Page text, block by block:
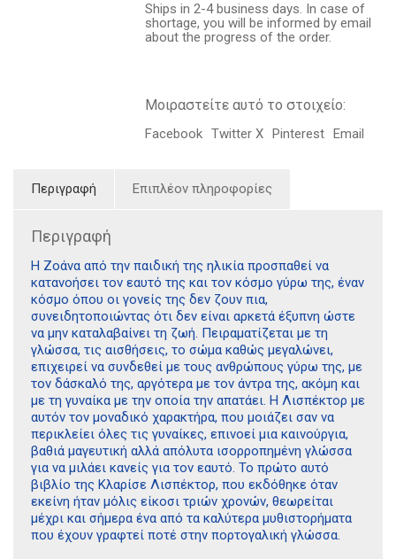
Ships in 2-4 business days. In case of
shortage, you will be informed by email
about the progress of the order.
Μοιραστείτε αυτό το στοιχείο:
Facebook Twitter X Pinterest Email
Περιγραφή Επιπλέον πληροφορίες
Περιγραφή
Η Ζοάνα από την παιδική της ηλικία προσπαθεί να
κατανοήσει τον εαυτό της και τον κόσμο γύρω της, έναν
κόσμο όπου οι γονείς της δεν ζουν πια,
συνειδητοποιώντας ότι δεν είναι αρκετά έξυπνη ώστε
να μην καταλαβαίνει τη ζωή. Πειραματίζεται με τη
γλώσσα, τις αισθήσεις, το σώμα καθώς μεγαλώνει,
επιχειρεί να συνδεθεί με τους ανθρώπους γύρω της, με
τον δάσκαλό της, αργότερα με τον άντρα της, ακόμη και
με τη γυναίκα με την οποία την απατάει. Η Λισπέκτορ με
αυτόν τον μοναδικό χαρακτήρα, που μοιάζει σαν να
περικλείει όλες τις γυναίκες, επινοεί μια καινούργια,
βαθιά μαγευτική αλλά απόλυτα ισορροπημένη γλώσσα
για να μιλάει κανείς για τον εαυτό. Το πρώτο αυτό
βιβλίο της Κλαρίσε Λισπέκτορ, που εκδόθηκε όταν
εκείνη ήταν μόλις είκοσι τριών χρονών, θεωρείται
μέχρι και σήμερα ένα από τα καλύτερα μυθιστορήματα
που έχουν γραφτεί ποτέ στην πορτογαλική γλώσσα.
Διδότου 34, Αθήνα 106 80